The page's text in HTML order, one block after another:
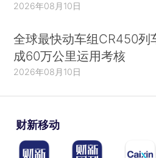
2026年08月10日
全球最快动车组CR450列
成60万公里运用考核
2026年08月10日
财新移动